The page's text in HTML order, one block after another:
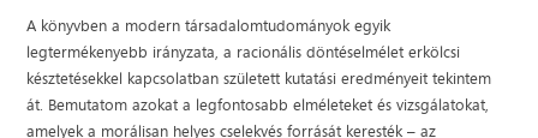
A könyvben a modern társadalomtudományok egyik
legtermékenyebb irányzata, a racionális döntéselmélet erkölcsi
késztetésekkel kapcsolatban született kutatási eredményeit tekintem
át. Bemutatom azokat a legfontosabb elméleteket és vizsgálatokat,
amelyek a morálisan helyes cselekvés forrását keresték – az